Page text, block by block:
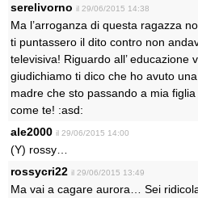
serelivorno il 29/06/2015 14:38
Ma l’arroganza di questa ragazza
ti puntassero il dito contro non
televisiva! Riguardo all’ educazione
giudichiamo ti dico che ho avuto
madre che sto passando a mia
come te! :asd:
ale2000 il 29/06/2015 14:00
(Y) rossy…
rossycri22 il 29/06/2015 13:49
Ma vai a cagare aurora… Sei